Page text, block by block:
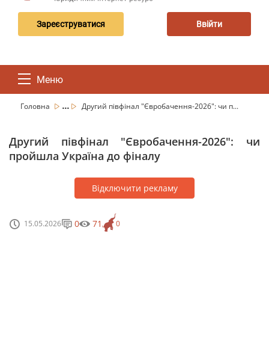
Зареєструватися Ввійти
Меню
Головна ... Другий півфінал "Євробачення-2026": чи п...
Другий півфінал "Євробачення-2026": чи
пройшла Україна до фіналу
Відключити рекламу
15.05.2026 0
0 71